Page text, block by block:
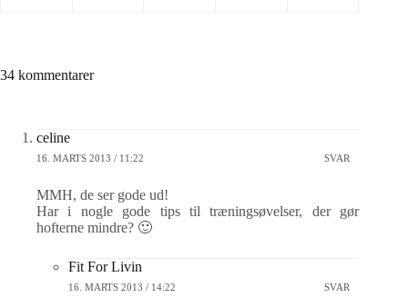
34 kommentarer
celine
16. MARTS 2013 / 11:22 SVAR
MMH, de ser gode ud!
Har i nogle gode tips til træningsøvelser, der gør
hofterne mindre? 🙂
Fit For Livin
16. MARTS 2013 / 14:22 SVAR